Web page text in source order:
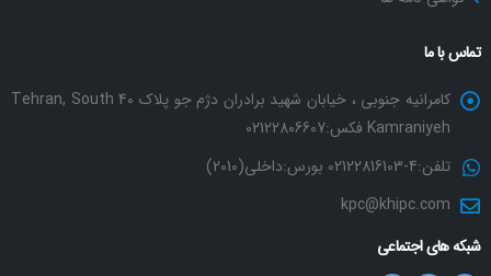
تماس با ما
کامرانیه جنوبی ، خیابان شهید برادران دژم جو پلاک 40 Tehran, South
Kamraniyeh فکس:02122806607
تلفن:4-02122816103 بورس:داخلی(2010)
kpc@khipc.com
شبکه های اجتماعی